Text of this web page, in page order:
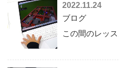
2022.11.24
ブログ
この間のレッ